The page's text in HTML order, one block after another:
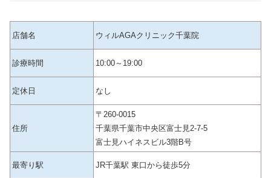
店舗名 ウィルAGAクリニック千葉院
診療時間 10:00～19:00
定休日 なし
住所
〒260-0015
千葉県千葉市中央区富士見2-7-5
富士見ハイネスビル3階B号
最寄り駅 JR千葉駅 東口から徒歩5分